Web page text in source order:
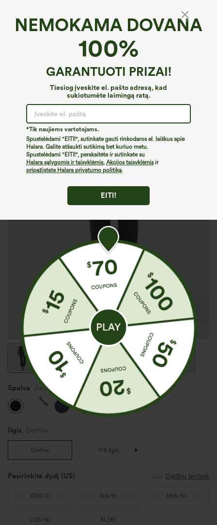
NEMOKAMA DOVANA
100%
GARANTUOTI PRIZAI!
Tiesiog įveskite el. pašto adresą, kad
sukiotumėte laimingą ratą.
*Tik naujiems vartotojams.
Spustelėdami "EITI!", sutinkate gauti rinkodaros el. laiškus apie
Halara. Galite atšaukti sutikimą bet kuriuo metu.
Spustelėdami "EITI!", perskaitėte ir sutinkate su
Halara sąlygomis ir taisyklėmis, Akcijos taisyklėmisir
pripažįstate Halara privatumo politiką.
EITI!
Halara Flex™ Kelnės su aukštu liemeniu,
siaurėjančios, trumpintos, su kišenėmis
€31,95 EUR Buy 2 For €52,62 EUR, 4 For €105,24 EUR
Spalva Juoda
Nauja
Ilgis Derlius
Derlius 7/8 Ilgis
Pasirinkite dydį (US) Dydžių lentelė
XS(0/2) S(4/6) M (8/10)
L(12/14) XL(16)